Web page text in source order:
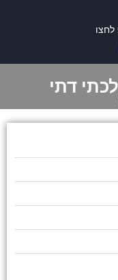
לחצו
דתי